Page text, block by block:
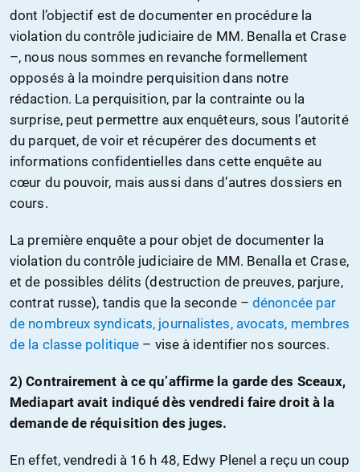
dont l’objectif est de documenter en procédure la
violation du contrôle judiciaire de MM. Benalla et Crase
–, nous nous sommes en revanche formellement
opposés à la moindre perquisition dans notre
rédaction. La perquisition, par la contrainte ou la
surprise, peut permettre aux enquêteurs, sous l’autorité
du parquet, de voir et récupérer des documents et
informations confidentielles dans cette enquête au
cœur du pouvoir, mais aussi dans d’autres dossiers en
cours.
La première enquête a pour objet de documenter la
violation du contrôle judiciaire de MM. Benalla et Crase,
et de possibles délits (destruction de preuves, parjure,
contrat russe), tandis que la seconde –dénoncée par
de nombreux syndicats, journalistes, avocats, membres
de la classe politique – vise à identifier nos sources.
2) Contrairement à ce qu’affirme la garde des Sceaux,
Mediapart avait indiqué dès vendredi faire droit à la
demande de réquisition des juges.
En effet, vendredi à 16 h 48, Edwy Plenel a reçu un coup